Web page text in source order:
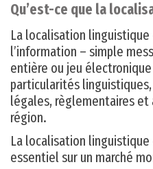
Qu’est-ce que la
La localisation
l’information – simple
entière ou jeu
particularités
légales, règlementaires et
région.
La localisation
essentiel sur un marché